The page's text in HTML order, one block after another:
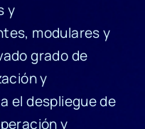
y
modulares y
grado de
y
el despliegue de
y